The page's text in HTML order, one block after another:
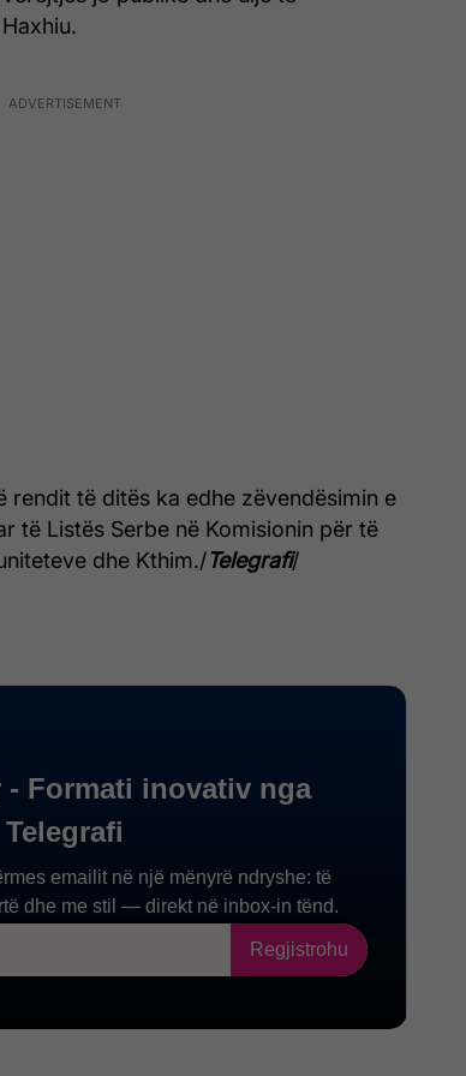
rendit të ditës ka edhe zëvendësimin e
të Listës Serbe në Komisionin për të
dhe Kthim./Telegrafi/